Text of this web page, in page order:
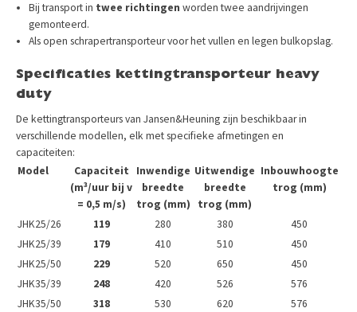
Bij transport in twee richtingen worden twee aandrijvingen
gemonteerd.
Als open schrapertransporteur voor het vullen en legen bulkopslag.
Specificaties kettingtransporteur heavy
duty
De kettingtransporteurs van Jansen&Heuning zijn beschikbaar in
verschillende modellen, elk met specifieke afmetingen en
capaciteiten:
Model
Capaciteit
(m³/uur bij v
= 0,5 m/s)
Inwendige
breedte
trog (mm)
Uitwendige
breedte
trog (mm)
Inbouwhoogte
trog (mm)
JHK25/26 119 280 380
450
JHK25/39
179 410 510
450
JHK25/50
229 520 650
450
JHK35/39
248 420 526
576
JHK35/50
318 530 620
576